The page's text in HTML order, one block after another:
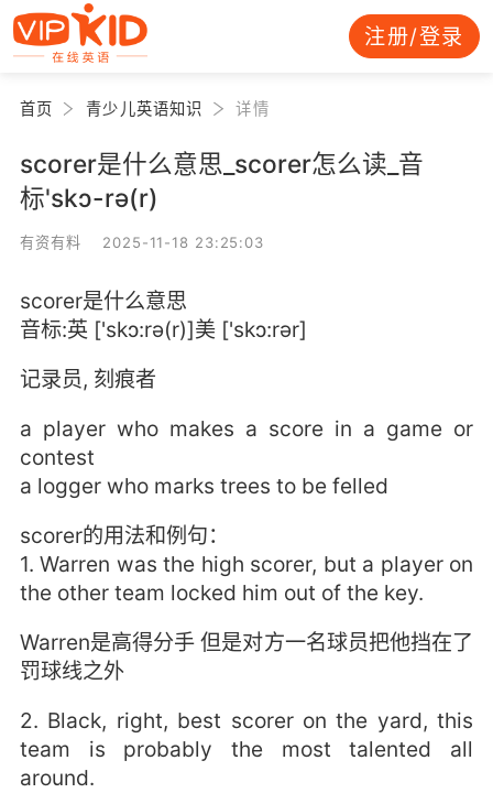
注册/登录
首页 青少儿英语知识 详情
scorer是什么意思_scorer怎么读_音
标'skɔ-rə(r)
有资有料 2025-11-18 23:25:03
scorer是什么意思
音标:英 ['skɔ:rə(r)]美 ['skɔ:rər]
记录员, 刻痕者
a player who makes a score in a game or
contest
a logger who marks trees to be felled
scorer的用法和例句：
1. Warren was the high scorer, but a player on
the other team locked him out of the key.
Warren是高得分手 但是对方一名球员把他挡在了
罚球线之外
2. Black, right, best scorer on the yard, this
team is probably the most talented all
around.